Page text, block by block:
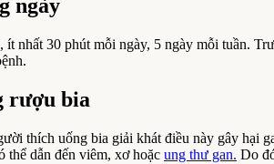
ngày
ít nhất 30 phút mỗi ngày, 5 ngày mỗi tuần.
rượu bia
thích uống bia giải khát điều này gây hại
thể dẫn đến viêm, xơ hoặc ung thư gan. Do